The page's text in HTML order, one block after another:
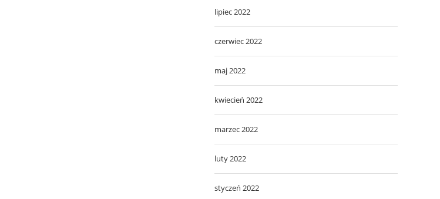
lipiec 2022
czerwiec 2022
maj 2022
kwiecień 2022
marzec 2022
luty 2022
styczeń 2022